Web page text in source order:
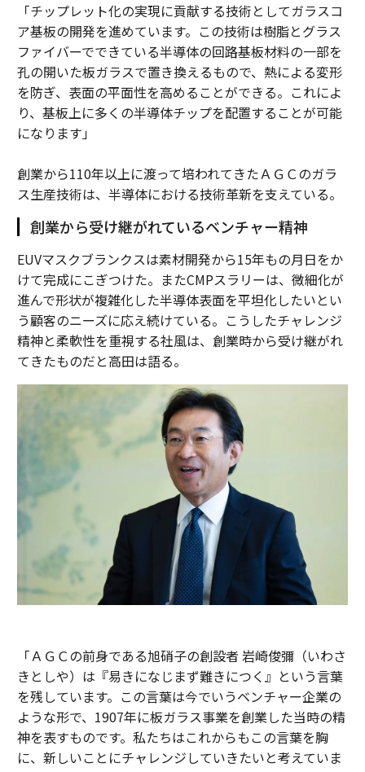
「チップレット化の実現に貢献する技術としてガラスコ
ア基板の開発を進めています。この技術は樹脂とグラス
ファイバーでできている半導体の回路基板材料の一部を
孔の開いた板ガラスで置き換えるもので、熱による変形
を防ぎ、表面の平面性を高めることができる。これによ
り、基板上に多くの半導体チップを配置することが可能
になります」
創業から110年以上に渡って培われてきたＡＧＣのガラ
ス生産技術は、半導体における技術革新を支えている。
創業から受け継がれているベンチャー精神
EUVマスクブランクスは素材開発から15年もの月日をか
けて完成にこぎつけた。またCMPスラリーは、微細化が
進んで形状が複雑化した半導体表面を平坦化したいとい
う顧客のニーズに応え続けている。こうしたチャレンジ
精神と柔軟性を重視する社風は、創業時から受け継がれ
てきたものだと高田は語る。
「ＡＧＣの前身である旭硝子の創設者 岩崎俊彌（いわさ
きとしや）は『易きになじまず難きにつく』という言葉
を残しています。この言葉は今でいうベンチャー企業の
ような形で、1907年に板ガラス事業を創業した当時の精
神を表すものです。私たちはこれからもこの言葉を胸
に、新しいことにチャレンジしていきたいと考えていま